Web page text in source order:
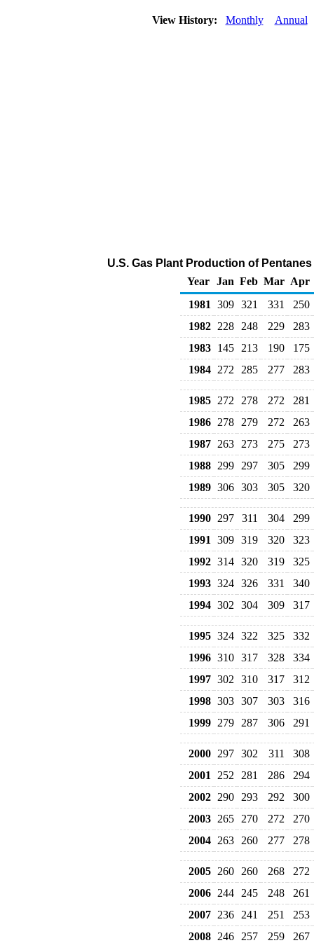
View History: Monthly Annual
U.S. Gas Plant Production of
Year Jan Feb Mar Apr
1981
309 321 331
250
1982 228 248 229
283
1983 145 213 190
175
1984 272 285 277 283
1985 272 278 272
281
1986 278 279 272
263
1987 263 273 275
273
1988 299 297 305
299
1989 306 303 305 320
1990 297 311 304
299
1991
309 319 320
323
1992 314 320 319
325
1993 324 326 331
340
1994 302 304 309 317
1995 324 322 325
332
1996 310 317 328
334
1997 302 310 317
312
1998 303 307 303
316
1999 279 287 306 291
2000 297 302 311
308
2001
252 281 286
294
2002 290 293 292
300
2003 265 270 272
270
2004 263 260 277 278
2005 260 260 268
272
2006 244 245 248
261
2007 236 241 251
253
2008 246 257 259
267